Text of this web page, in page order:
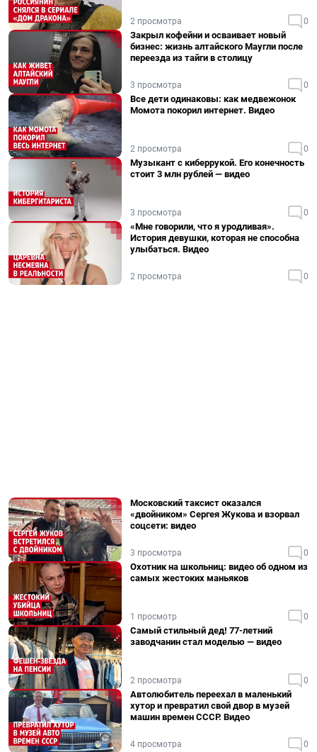
2 просмотра 0
Закрыл кофейни и осваивает новый
бизнес: жизнь алтайского Маугли после
переезда из тайги в столицу
3 просмотра 0
Все дети одинаковы: как медвежонок
Момота покорил интернет. Видео
2 просмотра 0
Музыкант с киберрукой. Его конечность
стоит 3 млн рублей — видео
3 просмотра 0
«Мне говорили, что я уродливая».
История девушки, которая не способна
улыбаться. Видео
2 просмотра 0
Московский таксист оказался
«двойником» Сергея Жукова и взорвал
соцсети: видео
3 просмотра 0
Охотник на школьниц: видео об одном из
самых жестоких маньяков
1 просмотр 0
Самый стильный дед! 77-летний
заводчанин стал моделью — видео
2 просмотра 0
Автолюбитель переехал в маленький
хутор и превратил свой двор в музей
машин времен СССР. Видео
4 просмотра 0